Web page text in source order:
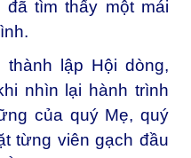
tìm thấy một mái
lập Hội dòng,
nhìn lại hành trình
của quý Mẹ, quý
từng viên gạch đầu